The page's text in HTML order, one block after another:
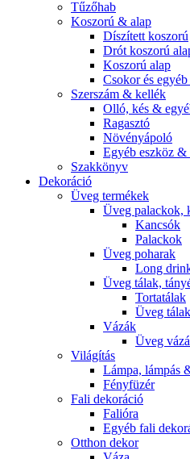
Tűzőhab
Koszorú & alap
Díszített koszorú
Drót koszorú
Koszorú alap
Csokor és egyéb
Szerszám & kellék
Olló, kés &
Ragasztó
Növényápoló
Egyéb eszköz
Szakkönyv
Dekoráció
Üveg termékek
Üveg palackok,
Kancsók
Palackok
Üveg poharak
Long
Üveg tálak,
Tortatálak
Üveg tálak
Vázák
Üveg
Világítás
Lámpa, lámpás
Fényfüzér
Fali dekoráció
Falióra
Egyéb fali
Otthon dekor